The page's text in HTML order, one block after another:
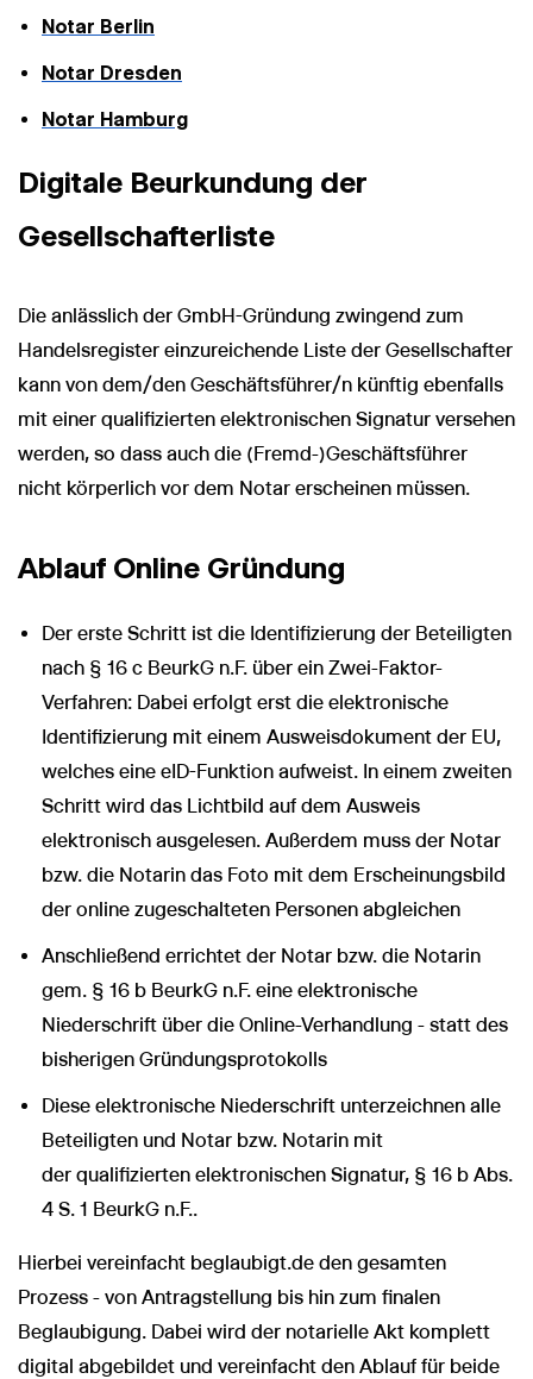
Notar Berlin
Notar Dresden
Notar Hamburg
Digitale Beurkundung der
Gesellschafterliste
Die anlässlich der GmbH-Gründung zwingend zum
Handelsregister einzureichende Liste der Gesellschafter
kann von dem/den Geschäftsführer/n künftig ebenfalls
mit einer qualifizierten elektronischen Signatur versehen
werden, so dass auch die (Fremd-)Geschäftsführer
nicht körperlich vor dem Notar erscheinen müssen.
Ablauf Online Gründung
Der erste Schritt ist die Identifizierung der Beteiligten
nach § 16 c BeurkG n.F. über ein Zwei-Faktor-
Verfahren: Dabei erfolgt erst die elektronische
Identifizierung mit einem Ausweisdokument der EU,
welches eine eID-Funktion aufweist. In einem zweiten
Schritt wird das Lichtbild auf dem Ausweis
elektronisch ausgelesen. Außerdem muss der Notar
bzw. die Notarin das Foto mit dem Erscheinungsbild
der online zugeschalteten Personen abgleichen
Anschließend errichtet der Notar bzw. die Notarin
gem. § 16 b BeurkG n.F. eine elektronische
Niederschrift über die Online-Verhandlung - statt des
bisherigen Gründungsprotokolls
Diese elektronische Niederschrift unterzeichnen alle
Beteiligten und Notar bzw. Notarin mit
der qualifizierten elektronischen Signatur, § 16 b Abs.
4 S. 1 BeurkG n.F..
Hierbei vereinfacht beglaubigt.de den gesamten
Prozess - von Antragstellung bis hin zum finalen
Beglaubigung. Dabei wird der notarielle Akt komplett
digital abgebildet und vereinfacht den Ablauf für beide